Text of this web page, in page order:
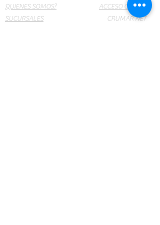
QUIENES SOMOS?
SUCURSALES
ACCESO CLIENTE
CRUMAR NET